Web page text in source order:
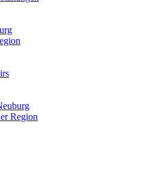
Region